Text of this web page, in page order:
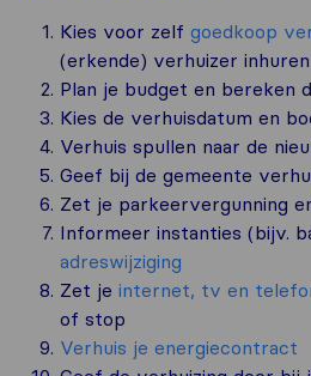
Kies voor zelf goedkoop
(erkende) verhuizer inhuren
Plan je budget en bereken
Kies de verhuisdatum en
Verhuis spullen naar de
Geef bij de gemeente
Zet je parkeervergunning
Informeer instanties (bijv.
adreswijziging
Zet je internet, tv en
of stop
Verhuis je energiecontract